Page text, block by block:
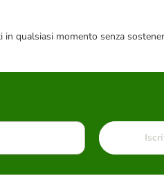
qualsiasi momento senza